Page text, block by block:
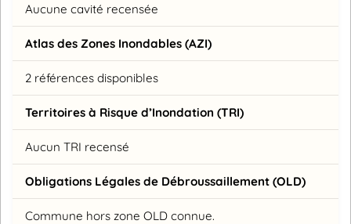
Aucune cavité recensée
Atlas des Zones Inondables (AZI)
2 références disponibles
Territoires à Risque d’Inondation (TRI)
Aucun TRI recensé
Obligations Légales de Débroussaillement (OLD)
Commune hors zone OLD connue.